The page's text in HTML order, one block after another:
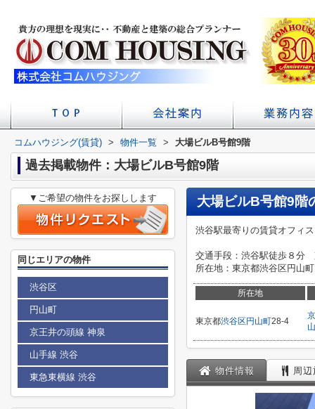
店舗へのアクセス
会社概要 初台の賃貸 不
コムハウジング(賃貸) > 物件一覧 > 大場ビルB号館9階
過去掲載物件：大場ビルB号館9階
大場ビルB号館9階
渋谷駅最寄りの賃貸オフィ
交通手段：渋谷駅徒歩８分
所在地：東京都渋谷区円山町
所在地
東京都渋谷区 円山町28-4
物件情報 周
▼ご希望の物件をお探しします
同じエリアの物件
渋谷区
円山町
京王井の頭線 神泉
山手線 渋谷
東急東横線 渋谷